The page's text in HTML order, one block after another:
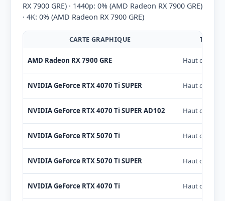
RX 7900 GRE) · 1440p: 0% (AMD Radeon RX 7900 GRE)
· 4K: 0% (AMD Radeon RX 7900 GRE)
CARTE GRAPHIQUE TIER
AMD Radeon RX 7900 GRE Haut de
NVIDIA GeForce RTX 4070 Ti SUPER Haut de
NVIDIA GeForce RTX 4070 Ti SUPER AD102 Haut de
NVIDIA GeForce RTX 5070 Ti Haut de
NVIDIA GeForce RTX 5070 Ti SUPER Haut de
NVIDIA GeForce RTX 4070 Ti Haut de